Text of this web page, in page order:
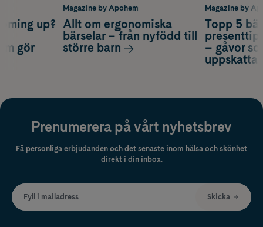
Magazine by
Topp 5
– gåvor
up?
gör
Magazine by Apohem
Allt om ergonomiska
bärselar – från nyfödd till
större barn
Prenumerera på vårt nyhetsbrev
Få personliga erbjudanden och det senaste inom hälsa och skönhet
direkt i din inbox.
Fyll i mailadress Skicka